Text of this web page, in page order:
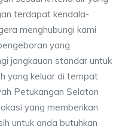
terdapat kendala-
menghubungi kami
yang
jangkauan standar untuk
yang keluar di tempat
Petukangan Selatan
yang memberikan
untuk anda butuhkan